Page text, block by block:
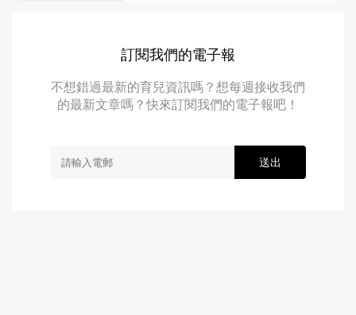
訂閱我們的電子報
不想錯過最新的育兒資訊嗎？想每週接收我們
的最新文章嗎？快來訂閱我們的電子報吧！
送出